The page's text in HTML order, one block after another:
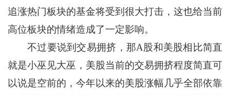
追涨热门板块的基金将受到很大打击，这也给当前
高位板块的情绪造成了一定影响。
不过要说到交易拥挤，那A股和美股相比简直
就是小巫见大巫，美股当前的交易拥挤程度简直可
以说是空前的，今年以来的美股涨幅几乎全部依靠